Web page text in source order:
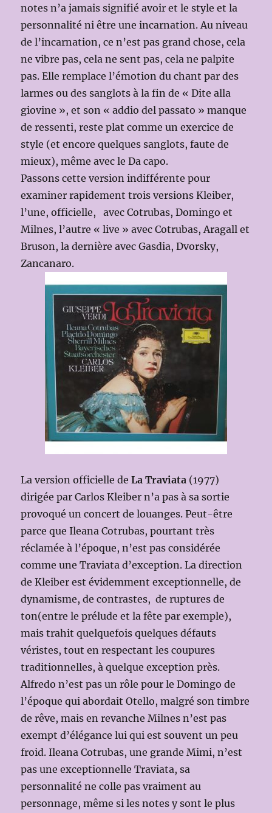
notes n’a jamais signifié avoir et le style et la
personnalité ni être une incarnation. Au niveau
de l’incarnation, ce n’est pas grand chose, cela
ne vibre pas, cela ne sent pas, cela ne palpite
pas. Elle remplace l’émotion du chant par des
larmes ou des sanglots à la fin de « Dite alla
giovine », et son « addio del passato » manque
de ressenti, reste plat comme un exercice de
style (et encore quelques sanglots, faute de
mieux), même avec le Da capo.
Passons cette version indifférente pour
examiner rapidement trois versions Kleiber,
l’une, officielle, avec Cotrubas, Domingo et
Milnes, l’autre « live » avec Cotrubas, Aragall et
Bruson, la dernière avec Gasdia, Dvorsky,
Zancanaro.
La version officielle deLa Traviata (1977)
dirigée par Carlos Kleiber n’a pas à sa sortie
provoqué un concert de louanges. Peut-être
parce que Ileana Cotrubas, pourtant très
réclamée à l’époque, n’est pas considérée
comme une Traviata d’exception. La direction
de Kleiber est évidemment exceptionnelle, de
dynamisme, de contrastes, de ruptures de
ton(entre le prélude et la fête par exemple),
mais trahit quelquefois quelques défauts
véristes, tout en respectant les coupures
traditionnelles, à quelque exception près.
Alfredo n’est pas un rôle pour le Domingo de
l’époque qui abordait Otello, malgré son timbre
de rêve, mais en revanche Milnes n’est pas
exempt d’élégance lui qui est souvent un peu
froid. Ileana Cotrubas, une grande Mimi, n’est
pas une exceptionnelle Traviata, sa
personnalité ne colle pas vraiment au
personnage, même si les notes y sont le plus